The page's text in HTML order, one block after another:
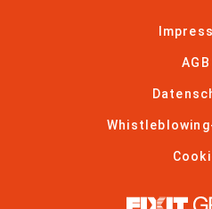
AGB